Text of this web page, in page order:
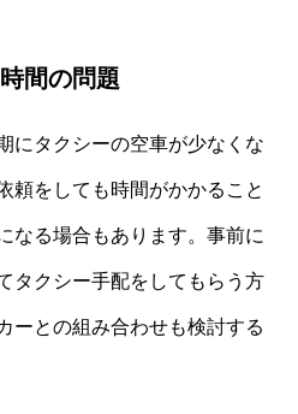
間の問題
にタクシーの空車が少なくな
頼をしても時間がかかること
なる場合もあります。事前に
タクシー手配をしてもらう方
ーとの組み合わせも検討する